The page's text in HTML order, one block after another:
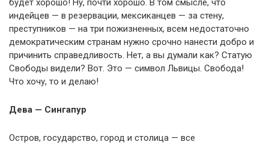
будет хорошо! Ну, почти хорошо. В том смысле, что
индейцев — в резервации, мексиканцев — за стену,
преступников — на три пожизненных, всем недостаточно
демократическим странам нужно срочно нанести добро и
причинить справедливость. Нет, а вы думали как? Статую
Свободы видели? Вот. Это — символ Львицы. Свобода!
Что хочу, то и делаю!
Дева — Сингапур
Остров, государство, город и столица — все